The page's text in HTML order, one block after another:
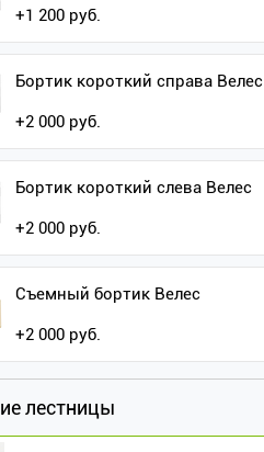
+1 200 руб.
Бортик короткий справа Велес
+2 000 руб.
Бортик короткий слева Велес
+2 000 руб.
Съемный бортик Велес
+2 000 руб.
лестницы